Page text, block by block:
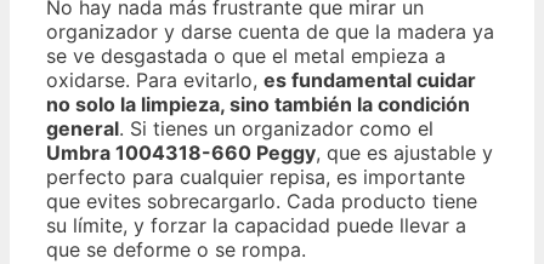
No hay nada más frustrante que mirar un
organizador y darse cuenta de que la madera ya
se ve desgastada o que el metal empieza a
oxidarse. Para evitarlo, es fundamental cuidar
no solo la limpieza, sino también la condición
general. Si tienes un organizador como el
Umbra 1004318-660 Peggy, que es ajustable y
perfecto para cualquier repisa, es importante
que evites sobrecargarlo. Cada producto tiene
su límite, y forzar la capacidad puede llevar a
que se deforme o se rompa.